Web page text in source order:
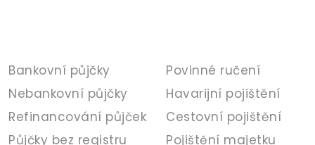
Bankovní půjčky
Nebankovní půjčky
Refinancování půjček
Půjčky bez registru
Povinné ručení
Havarijní pojištění
Cestovní pojištění
Pojištění majetku